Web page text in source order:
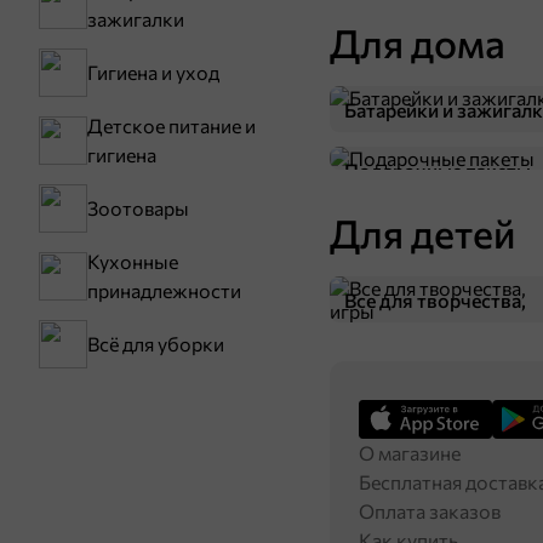
48,7 ₽
«Beerka», гренки cо вкусом баварских колбасок и кетчупом Сalve, 85 г
зажигалки
Гигиена и уход
Детское питание и
гигиена
Зоотовары
Кухонные
принадлежности
Всё для уборки
Для дома
Батарейки и
Подарочные пакеты
Для детей
Все для творчества,
игры
О магазине
Бесплатная
Оплата заказов